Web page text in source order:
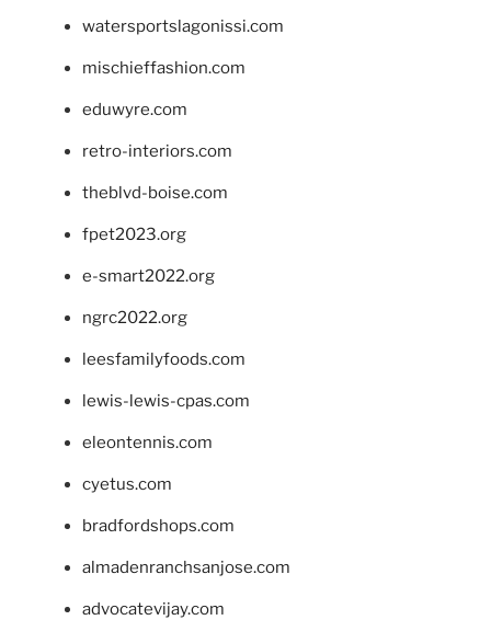
watersportslagonissi.com
mischieffashion.com
eduwyre.com
retro-interiors.com
theblvd-boise.com
fpet2023.org
e-smart2022.org
ngrc2022.org
leesfamilyfoods.com
lewis-lewis-cpas.com
eleontennis.com
cyetus.com
bradfordshops.com
almadenranchsanjose.com
advocatevijay.com